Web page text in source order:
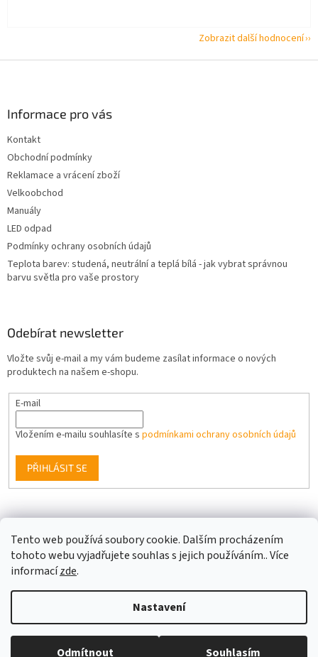
Tento web používá soubory cookie. Dalším procházením
tohoto webu vyjadřujete souhlas s jejich používáním.. Více
informacízde.
Nastavení
Odmítnout Souhlasím
Zobrazit další hodnocení
Informace pro vás
Kontakt
Obchodní podmínky
Reklamace a vrácení zboží
Velkoobchod
Manuály
LED odpad
Podmínky ochrany osobních údajů
Teplota barev: studená, neutrální a teplá bílá - jak vybrat správnou
barvu světla pro vaše prostory
Odebírat newsletter
Vložte svůj e-mail a my vám budeme zasílat informace o nových
produktech na našem e-shopu.
E-mail
Vložením e-mailu souhlasíte s podmínkami ochrany osobních údajů
PŘIHLÁSIT SE
Facebook
Copyright 2026Berge LED. Všechna práva vyhrazena.Upravit